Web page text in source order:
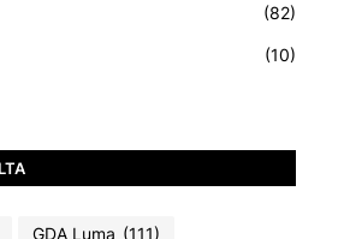
(82)
(10)
GDA Luma (111)